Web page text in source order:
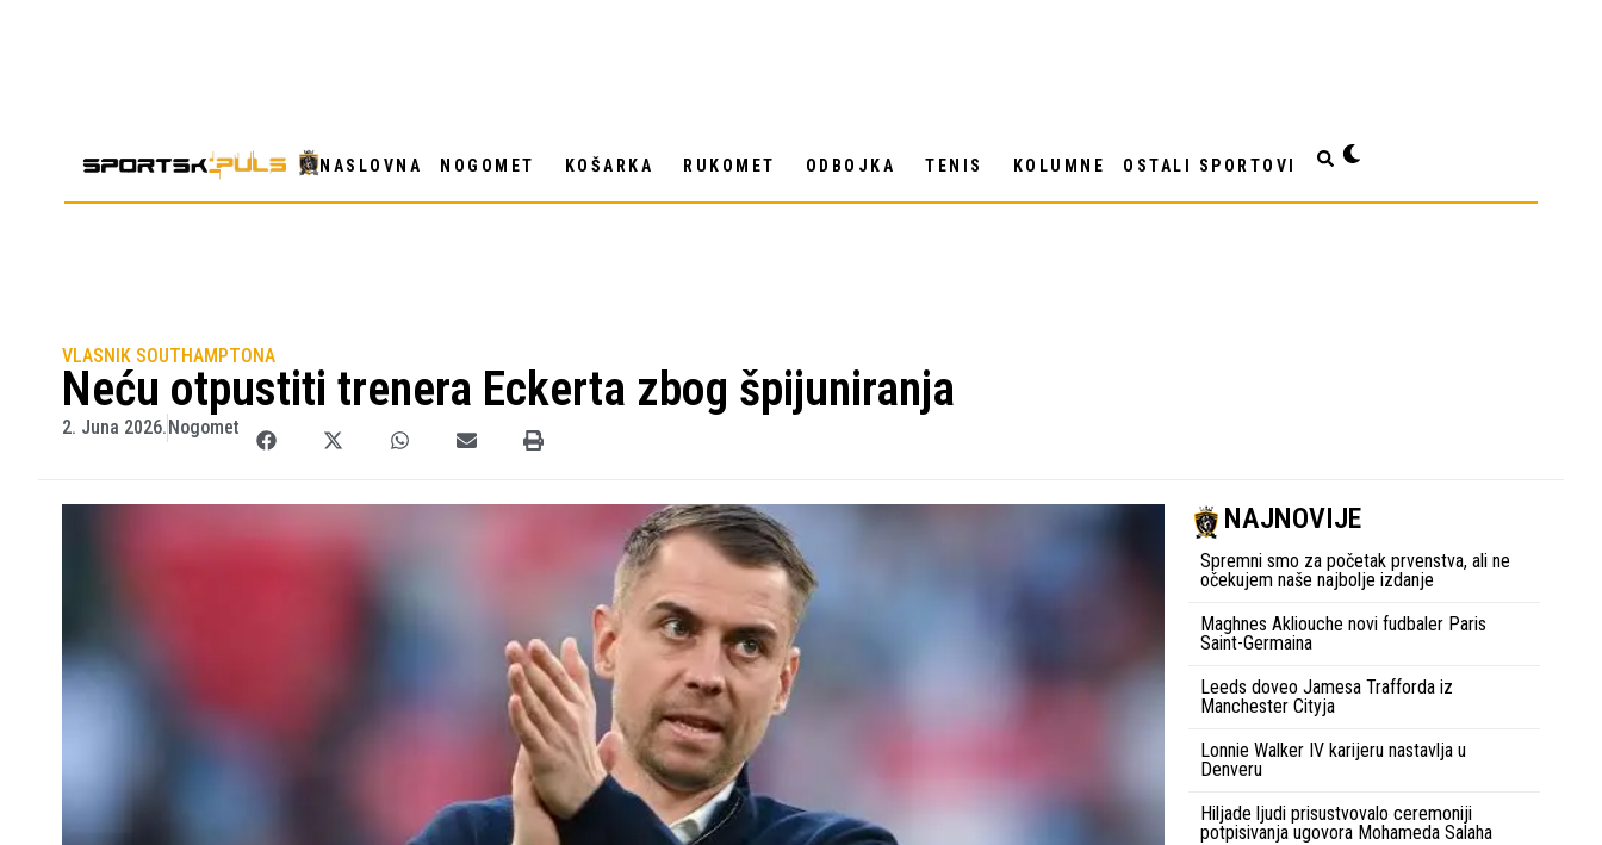
NASLOVNA NOGOMET KOŠARKA RUKOMET ODBOJKA TENIS KOLUMNE OSTALI SPORTOVI
VLASNIK SOUTHAMPTONA
Neću otpustiti trenera Eckerta zbog špijuniranja
2. Juna 2026.Nogomet
NAJNOVIJE
Spremni smo za početak prvenstva, ali ne
očekujem naše najbolje izdanje
Maghnes Akliouche novi fudbaler Paris
Saint-Germaina
Leeds doveo Jamesa Trafforda iz
Manchester Cityja
Lonnie Walker IV karijeru nastavlja u
Denveru
Hiljade ljudi prisustvovalo ceremoniji
potpisivanja ugovora Mohameda Salaha